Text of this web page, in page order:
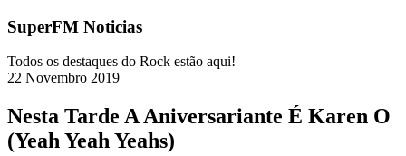
SuperFM Noticias
Todos os destaques do Rock estão aqui!
22 Novembro 2019
Nesta Tarde A Aniversariante É Karen O
(Yeah Yeah Yeahs)